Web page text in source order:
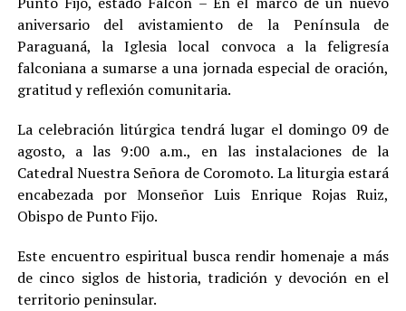
aniversario del avistamiento de la Península de
Paraguaná, la Iglesia local convoca a la feligresía
falconiana a sumarse a una jornada especial de oración,
gratitud y reflexión comunitaria.
La celebración litúrgica tendrá lugar el domingo 09 de
agosto, a las 9:00 a.m., en las instalaciones de la
Catedral Nuestra Señora de Coromoto. La liturgia estará
encabezada por Monseñor Luis Enrique Rojas Ruiz,
Obispo de Punto Fijo.
Este encuentro espiritual busca rendir homenaje a más
de cinco siglos de historia, tradición y devoción en el
territorio peninsular.